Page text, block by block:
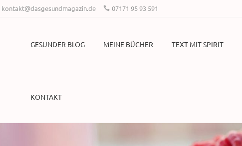
kontakt@dasgesundmagazin.de 07171 95 93 591
GESUNDER BLOG MEINE BÜCHER TEXT MIT SPIRIT
KONTAKT